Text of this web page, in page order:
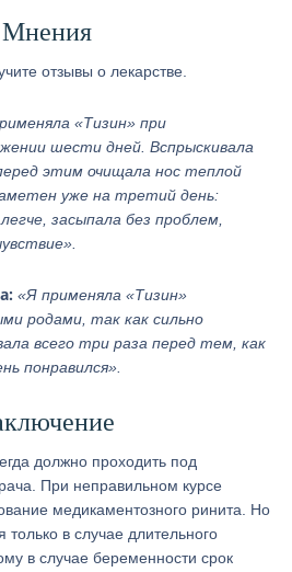
Мнения
отзывы о лекарстве.
«Тизин» при
шести дней. Вспрыскивала
этим очищала нос теплой
уже на третий день:
засыпала без проблем,
«Я применяла «Тизин»
родами, так как сильно
всего три раза перед тем, как
понравился».
должно проходить под
При неправильном курсе
медикаментозного ринита. Но
только в случае длительного
в случае беременности срок